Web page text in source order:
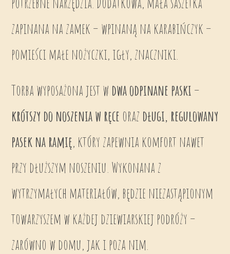
zapinana na zamek – wpinaną na karabińczyk –
pomieści małe nożyczki, igły, znaczniki.
Torba wyposażona jest w dwa odpinane paski –
krótszy do noszenia w ręce oraz długi, regulowany
pasek na ramię, który zapewnia komfort nawet
przy dłuższym noszeniu. Wykonana z
wytrzymałych materiałów, będzie niezastąpionym
towarzyszem w każdej dziewiarskiej podróży –
zarówno w domu, jak i poza nim.